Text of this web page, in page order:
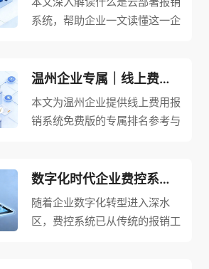
务单据与财务凭证双向绑定、全
程可追溯；同时搭载SSL加密、
款、借支、专项费用等全场景，
助推企业财务数字化、规范化转
型。
术重构报销流程：员工拍照上传
预与成本损失。系统推动财务管
理从事后核算向事前预警、事中
管控转变，为企业管理层提供实
择。
系统，帮助企业一文读懂这一企
两难选择，云部署报销系统依托
云服务器搭建数字化平台，无需
自建机房，通过互联网即可实现
槛）、灵活高效（秒级弹性扩缩
容）、安全合规（AES-256加
密、多重认证）。在远程办公常
温州企业专属｜线上费用报销系统免费版排名及可靠性分析
本文为温州企业提供线上费用报
销系统免费版的专属排名参考与
满足基础报销需求方面的核心优
势，同时强调个性化定制能力对
企业差异化管理的适配价值。针
数字化时代企业费控系统软件选型避坑指南！
随着企业数字化转型进入深水
区，费控系统已从传统的报销工